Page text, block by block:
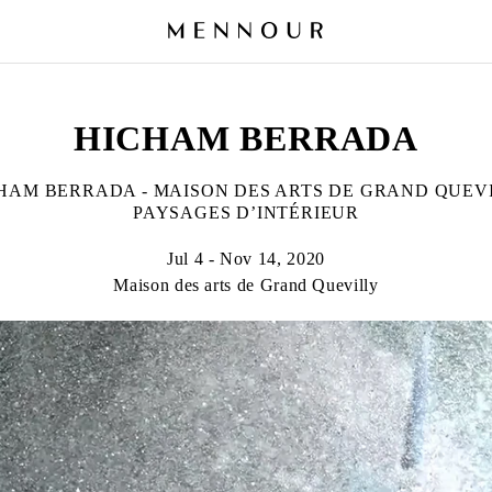
HICHAM BERRADA
BERRADA - MAISON DES ARTS DE GRAND
PAYSAGES D’INTÉRIEUR
Jul 4 - Nov 14, 2020
Maison des arts de Grand Quevilly